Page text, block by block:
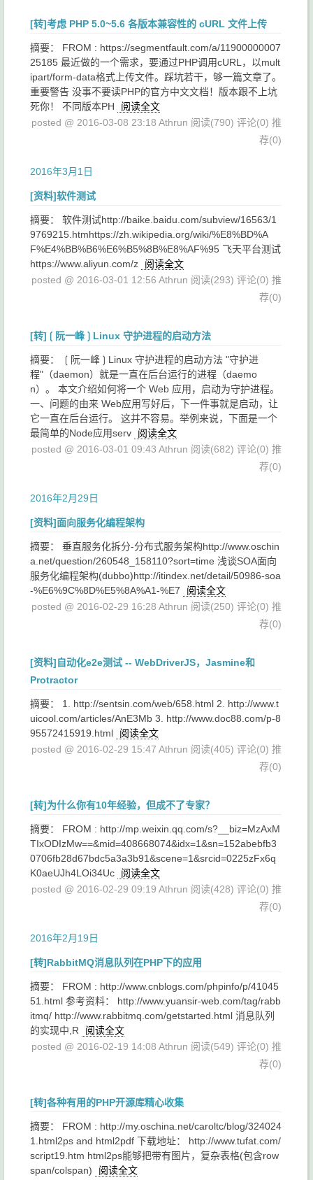
[转]考虑 PHP 5.0~5.6 各版本兼容性的 cURL 文件上传
摘要： FROM : https://segmentfault.com/a/11900000007
25185 最近做的一个需求，要通过PHP调用cURL，以mult
ipart/form-data格式上传文件。踩坑若干，够一篇文章了。
重要警告 没事不要读PHP的官方中文文档！版本跟不上坑
死你！ 不同版本PH
阅读全文
posted @ 2016-03-08 23:18 Athrun 阅读(790) 评论(0) 推
荐(0)
2016年3月1日
[资料]软件测试
摘要： 软件测试http://baike.baidu.com/subview/16563/1
9769215.htmhttps://zh.wikipedia.org/wiki/%E8%BD%A
F%E4%BB%B6%E6%B5%8B%E8%AF%95 飞天平台测试
https://www.aliyun.com/z
阅读全文
posted @ 2016-03-01 12:56 Athrun 阅读(293) 评论(0) 推
荐(0)
[转]❲阮一峰❳Linux 守护进程的启动方法
摘要： ❲阮一峰❳Linux 守护进程的启动方法 "守护进
程"（daemon）就是一直在后台运行的进程（daemo
n）。 本文介绍如何将一个 Web 应用，启动为守护进程。
一、问题的由来 Web应用写好后，下一件事就是启动，让
它一直在后台运行。 这并不容易。举例来说，下面是一个
最简单的Node应用serv
阅读全文
posted @ 2016-03-01 09:43 Athrun 阅读(682) 评论(0) 推
荐(0)
2016年2月29日
[资料]面向服务化编程架构
摘要： 垂直服务化拆分-分布式服务架构http://www.oschin
a.net/question/260548_158110?sort=time 浅谈SOA面向
服务化编程架构(dubbo)http://itindex.net/detail/50986-soa
-%E6%9C%8D%E5%8A%A1-%E7
阅读全文
posted @ 2016-02-29 16:28 Athrun 阅读(250) 评论(0) 推
荐(0)
[资料]自动化e2e测试 -- WebDriverJS，Jasmine和
Protractor
摘要： 1. http://sentsin.com/web/658.html 2. http://www.t
uicool.com/articles/AnE3Mb 3. http://www.doc88.com/p-8
95572415919.html
阅读全文
posted @ 2016-02-29 15:47 Athrun 阅读(405) 评论(0) 推
荐(0)
[转]为什么你有10年经验，但成不了专家？
摘要： FROM : http://mp.weixin.qq.com/s?__biz=MzAxM
TIxODIzMw==&mid=408668074&idx=1&sn=152abebfb3
0706fb28d67bdc5a3a3b91&scene=1&srcid=0225zFx6q
K0aeUJh4LOi34Uc
阅读全文
posted @ 2016-02-29 09:19 Athrun 阅读(428) 评论(0) 推
荐(0)
2016年2月19日
[转]RabbitMQ消息队列在PHP下的应用
摘要： FROM : http://www.cnblogs.com/phpinfo/p/41045
51.html 参考资料： http://www.yuansir-web.com/tag/rabb
itmq/ http://www.rabbitmq.com/getstarted.html 消息队列
的实现中,R
阅读全文
posted @ 2016-02-19 14:08 Athrun 阅读(549) 评论(0) 推
荐(0)
[转]各种有用的PHP开源库精心收集
摘要： FROM : http://my.oschina.net/caroltc/blog/324024
1.html2ps and html2pdf 下载地址： http://www.tufat.com/
script19.htm html2ps能够把带有图片，复杂表格(包含row
span/colspan)
阅读全文